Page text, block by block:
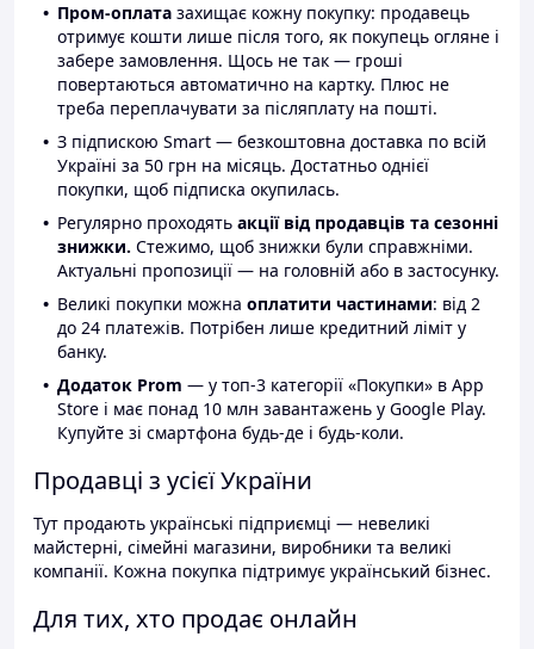
Пром-оплата захищає кожну покупку: продавець
отримує кошти лише після того, як покупець огляне і
забере замовлення. Щось не так — гроші
повертаються автоматично на картку. Плюс не
треба переплачувати за післяплату на пошті.
З підпискою Smart — безкоштовна доставка по всій
Україні за 50 грн на місяць. Достатньо однієї
покупки, щоб підписка окупилась.
Регулярно проходять акції від продавців та сезонні
знижки. Стежимо, щоб знижки були справжніми.
Актуальні пропозиції — на головній або в застосунку.
Великі покупки можна оплатити частинами: від 2
до 24 платежів. Потрібен лише кредитний ліміт у
банку.
Додаток Prom — у топ-3 категорії «Покупки» в App
Store і має понад 10 млн завантажень у Google Play.
Купуйте зі смартфона будь-де і будь-коли.
Продавці з усієї України
Тут продають українські підприємці — невеликі
майстерні, сімейні магазини, виробники та великі
компанії. Кожна покупка підтримує український бізнес.
Для тих, хто продає онлайн